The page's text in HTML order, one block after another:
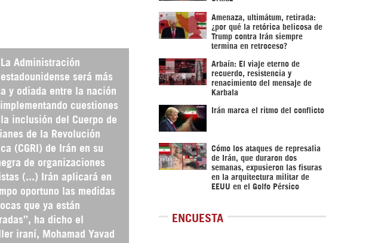
La Administración
estadounidense será más
y odiada entre la nación
cuestiones
la inclusión del Cuerpo de
de la Revolución
(CGRI) de Irán en su
de organizaciones
(...) Irán aplicará en
oportuno las medidas
que ya están
ha dicho el
iraní, Mohamad Yavad
Amenaza, ultimátum, retirada:
¿por qué la retórica belicosa de
Trump contra Irán siempre
termina en retroceso?
Arbaín: El viaje eterno de
recuerdo, resistencia y
renacimiento del mensaje de
Karbala
Irán marca el ritmo del conflicto
Cómo los ataques de represalia
de Irán, que duraron dos
semanas, expusieron las fisuras
en la arquitectura militar de
EEUU en el Golfo Pérsico
ENCUESTA